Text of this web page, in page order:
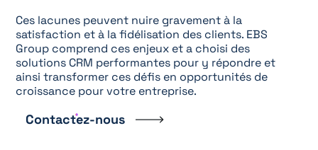
Ces lacunes peuvent nuire gravement à la
satisfaction et à la fidélisation des clients. EBS
Group comprend ces enjeux et a choisi des
solutions CRM performantes pour y répondre et
ainsi transformer ces défis en opportunités de
croissance pour votre entreprise.
Contactez-nous